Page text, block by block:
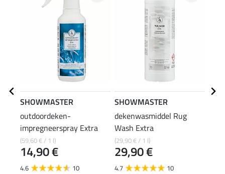
SHOWMASTER
outdoordeken-
impregneerspray Extra
(59,60 € / 1 l)
14,90 €
4.6 10
SHOWMASTER
dekenwasmiddel Rug
Wash Extra
(29,90 € / 1 l)
29,90 €
4.7 10